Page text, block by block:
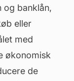
banklån,
eller
med
økonomisk
de